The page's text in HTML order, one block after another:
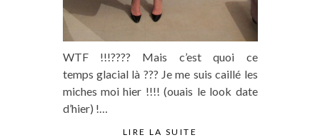
WTF !!!???? Mais c’est quoi ce
temps glacial là ??? Je me suis caillé les
miches moi hier !!!! (ouais le look date
d’hier) !…
LIRE LA SUITE